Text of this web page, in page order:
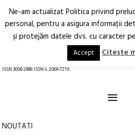
Arhitectură.
Oraș.
ISSN 3008-2986 ISSN-L 2069-721X
≡
NOUTATI
Ne-am actualizat Politica privind
personal, pentru a asigura informaţii
şi protejăm datele dvs. cu caracter
Accept Citeste